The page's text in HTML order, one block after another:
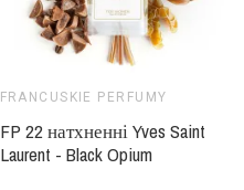
FRANCUSKIE PERFUMY
FP 22 натхненні Yves Saint
Laurent - Black Opium